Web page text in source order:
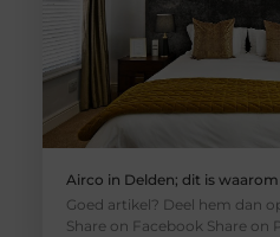
Airco in Delden; dit is
Goed artikel? Deel hem dan
Share on Facebook Share on